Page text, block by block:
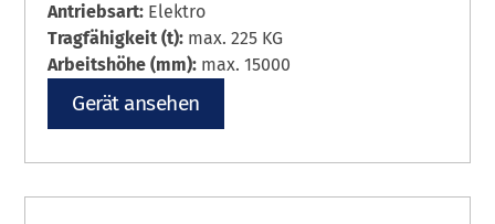
Antriebsart: Elektro
Tragfähigkeit (t): max. 225 KG
Arbeitshöhe (mm): max. 15000
Gerät ansehen